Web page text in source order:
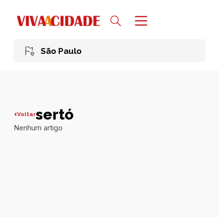
São Paulo
Voltarsertó
Nenhum artigo